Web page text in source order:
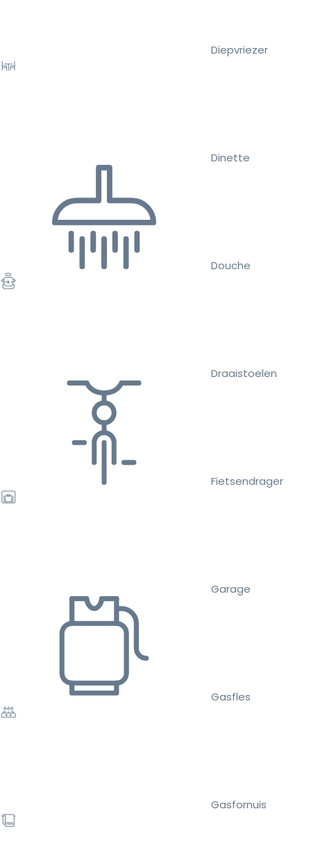
Diepvriezer
Dinette
Douche
Draaistoelen
Fietsendrager
Garage
Gasfles
Gasfornuis